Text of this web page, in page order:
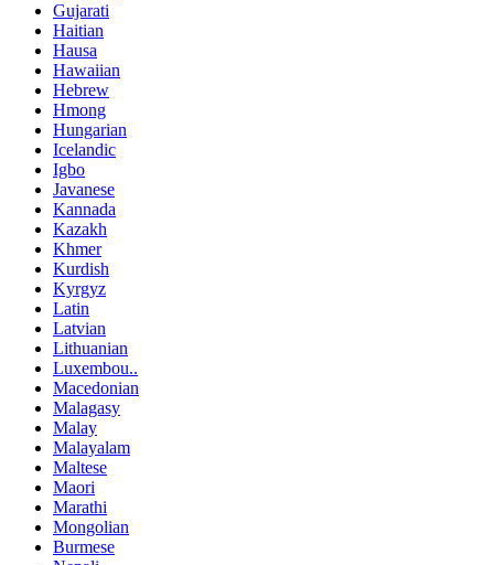
Gujarati
Haitian
Hausa
Hawaiian
Hebrew
Hmong
Hungarian
Icelandic
Igbo
Javanese
Kannada
Kazakh
Khmer
Kurdish
Kyrgyz
Latin
Latvian
Lithuanian
Luxembou..
Macedonian
Malagasy
Malay
Malayalam
Maltese
Maori
Marathi
Mongolian
Burmese